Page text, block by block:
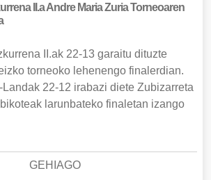
II.a Andre Maria Zuria Torneoaren
II.ak 22-13 garaitu dituzte
torneoko lehenengo finalerdian.
22-12 irabazi diete Zubizarreta
larunbateko finaletan izango
GEHIAGO